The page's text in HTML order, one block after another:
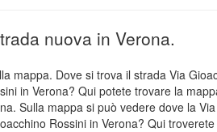
nuova in Verona.
mappa. Dove si trova il strada Via
in Verona? Qui potete trovare la
Sulla mappa si può vedere dove la
Rossini in Verona? Qui